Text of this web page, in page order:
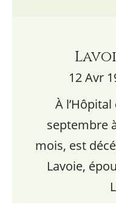
12 Avr
À
septembre
mois, est
Lavoie,